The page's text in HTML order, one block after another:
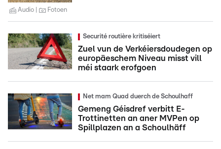
Audio Fotoen
Securité routière kritiséiert
Zuel vun de Verkéiersdoudegen op
europäeschem Niveau misst vill
méi staark erofgoen
Net mam Quad duerch de Schoulhaff
Gemeng Géisdref verbitt E-
Trottinetten an aner MVPen op
Spillplazen an a Schoulhäff